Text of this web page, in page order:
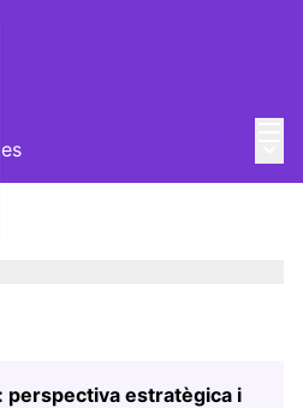
estratègica i